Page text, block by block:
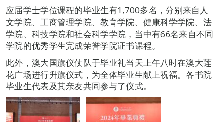
应届学士学位课程的毕业生有1,700多名，分别来自人
文学院、工商管理学院、教育学院、健康科学学院、法
学院、科技学院和社会科学学院，当中有66名来自不同
学院的优秀学生完成荣誉学院证书课程。
此外，澳大国旗仪仗队于毕业礼当天上午八时在澳大莲
花广场进行升旗仪式，为全体毕业生献上祝福。各书院
毕业生代表及其亲友共同参与了仪式。